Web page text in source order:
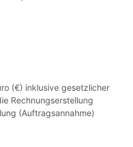
(€) inklusive gesetzlicher
Rechnungserstellung
(Auftragsannahme)